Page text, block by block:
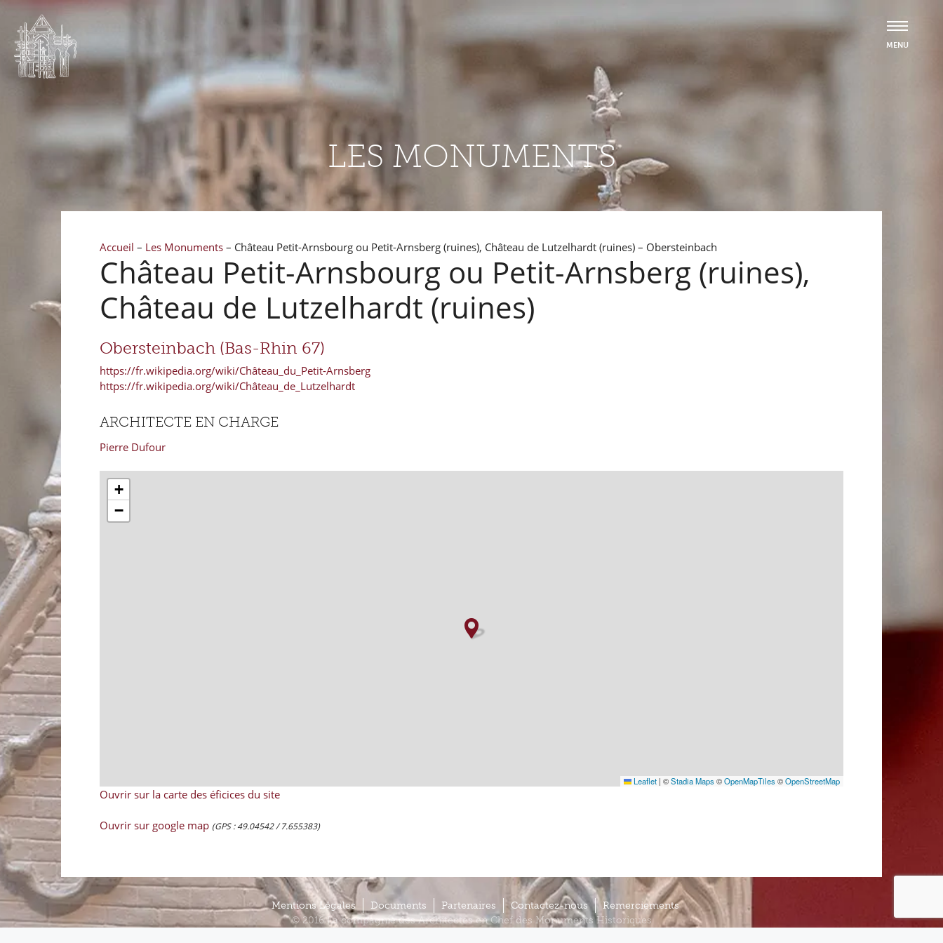
LES MONUMENTS
Accueil – Les Monuments – Château Petit-Arnsbourg ou Petit-Arnsberg (ruines), Château de Lutzelhardt (ruines) – Obersteinbach
Château Petit-Arnsbourg ou Petit-Arnsberg (ruines),
Château de Lutzelhardt (ruines)
Obersteinbach (Bas-Rhin 67)
https://fr.wikipedia.org/wiki/Château_du_Petit-Arnsberg
https://fr.wikipedia.org/wiki/Château_de_Lutzelhardt
ARCHITECTE EN CHARGE
Pierre Dufour
+
−
Leaflet | ©Stadia Maps ©OpenMapTiles ©OpenStreetMap
Ouvrir sur la carte des éficices du site
Ouvrir sur google map (GPS : 49.04542 / 7.655383)
Mentions Légales Documents Partenaires Contactez-nous
Remerciements
© 2016 La compagnie des Architectes en Chef des Monuments Historiques